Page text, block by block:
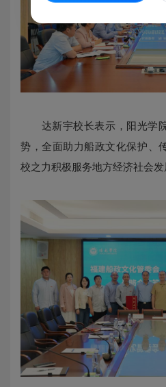
达新宇校长表示，阳光学
势，全面助力船政文化保护、
校之力积极服务地方经济社会发